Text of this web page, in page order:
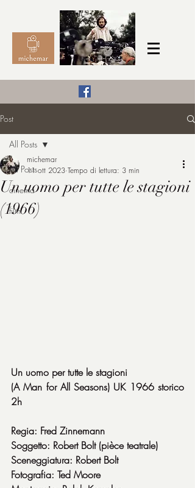
michemar
Post
All Posts
cinema
film
All Posts
Un uomo per tutte le stagioni
(1966)
michemar
11 ott 2023 Tempo di lettura: 3 min
Un uomo per tutte le stagioni
(A Man for All Seasons) UK 1966 storico
2h
Regia: Fred Zinnemann
Soggetto: Robert Bolt (pièce teatrale)
Sceneggiatura: Robert Bolt
Fotografia: Ted Moore